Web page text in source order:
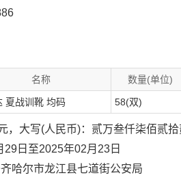
名称 数量(单位)
夏战训靴 均码 58(双)
，大写(人民币)：贰万叁仟柒佰贰
日至2025年02月23日
哈尔市龙江县七道街公安局